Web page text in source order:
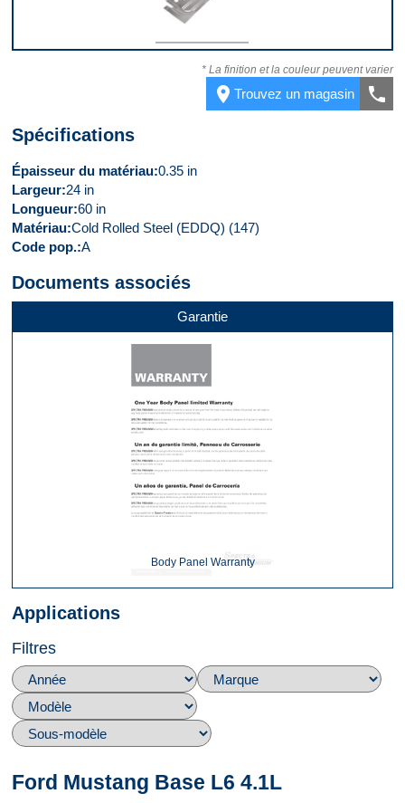
Devant
* La finition et la couleur peuvent varier
place Trouvez un magasin call
Spécifications
Épaisseur du matériau 0.35 in
Largeur 24 in
Longueur 60 in
Matériau Cold Rolled Steel (EDDQ) (147)
Code pop. A
Documents associés
Garantie
Body Panel Warranty
Applications
Filtres
Ford Mustang Base L6 4.1L